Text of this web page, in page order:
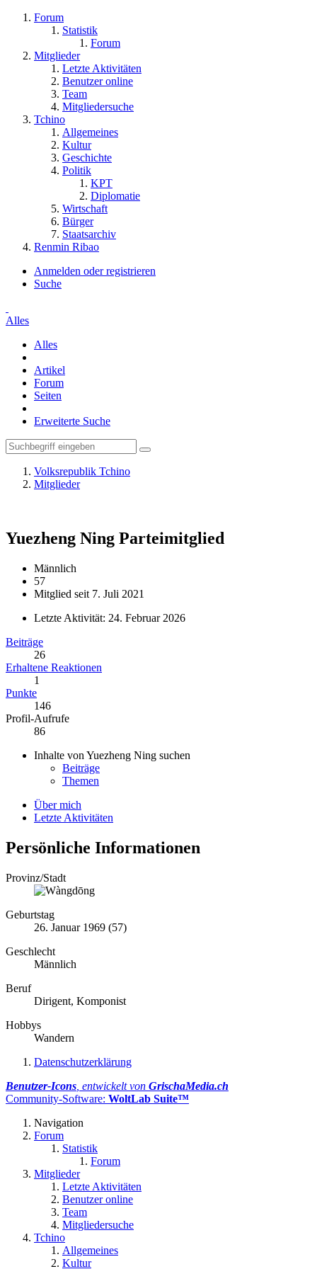
Forum
Statistik
Forum
Mitglieder
Letzte Aktivitäten
Benutzer online
Team
Mitgliedersuche
Tchino
Allgemeines
Kultur
Geschichte
Politik
KPT
Diplomatie
Wirtschaft
Bürger
Staatsarchiv
Renmin Ribao
Anmelden oder registrieren
Suche
Alles
Alles
Artikel
Forum
Seiten
Erweiterte Suche
Volksrepublik Tchino
Mitglieder
Yuezheng Ning Parteimitglied
Männlich
57
Mitglied seit 7. Juli 2021
Letzte Aktivität: 24. Februar 2026
Beiträge
26
Erhaltene Reaktionen
1
Punkte
146
Profil-Aufrufe
86
Inhalte von Yuezheng Ning suchen
Beiträge
Themen
Über mich
Letzte Aktivitäten
Persönliche Informationen
Provinz/Stadt
Geburtstag
26. Januar 1969 (57)
Geschlecht
Männlich
Beruf
Dirigent, Komponist
Hobbys
Wandern
Datenschutzerklärung
Benutzer-Icons , entwickelt von GrischaMedia.ch
Community-Software: WoltLab Suite™
Navigation
Forum
Statistik
Forum
Mitglieder
Letzte Aktivitäten
Benutzer online
Team
Mitgliedersuche
Tchino
Allgemeines
Kultur